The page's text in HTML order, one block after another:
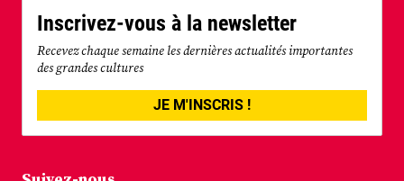
Inscrivez-vous à la newsletter
Recevez chaque semaine les dernières actualités importantes
des grandes cultures
JE M'INSCRIS !